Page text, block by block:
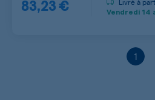
83,23 € Vendredi 14
1